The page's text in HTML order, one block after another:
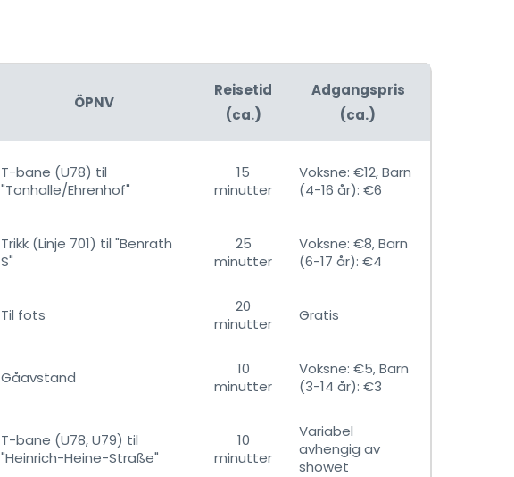
ÖPNV
Reisetid
(ca.)
Adgangspris
(ca.)
T-bane (U78) til
"Tonhalle/Ehrenhof"
15
minutter
Voksne: €12, Barn
(4-16 år): €6
Trikk (Linje 701) til "Benrath
S"
25
minutter
Voksne: €8, Barn
(6-17 år): €4
Til fots
20
minutter
Gratis
Gåavstand
10
minutter
Voksne: €5, Barn
(3-14 år): €3
T-bane (U78, U79) til
"Heinrich-Heine-Straße"
10
minutter
Variabel
avhengig av
showet